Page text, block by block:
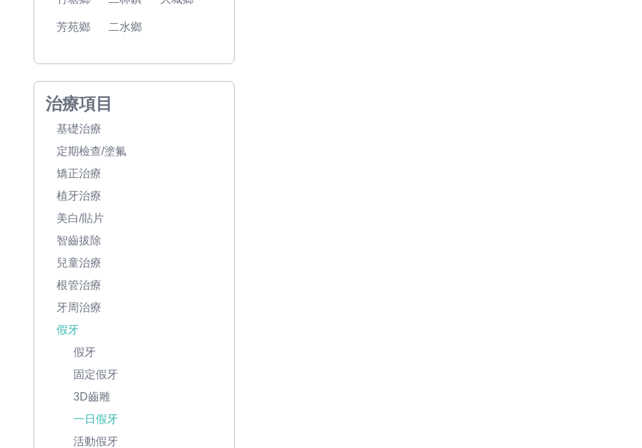
芳苑鄉 二水鄉
治療項目
基礎治療
定期檢查/塗氟
矯正治療
植牙治療
美白/貼片
智齒拔除
兒童治療
根管治療
牙周治療
假牙
假牙
固定假牙
3D齒雕
一日假牙
活動假牙